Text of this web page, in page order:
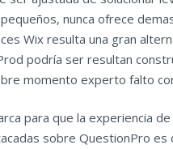
nunca ofrece
Wix resulta una gran
podrí­a ser resultan
momento experto falto
para que la experiencia
sobre QuestionPro